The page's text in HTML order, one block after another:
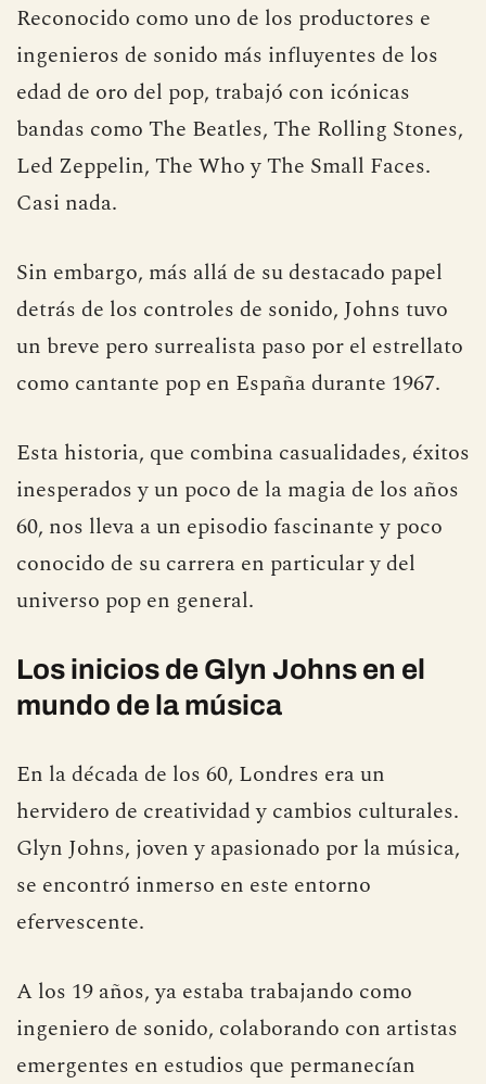
Reconocido como uno de los productores e
ingenieros de sonido más influyentes de los
edad de oro del pop, trabajó con icónicas
bandas como The Beatles, The Rolling Stones,
Led Zeppelin, The Who y The Small Faces.
Casi nada.
Sin embargo, más allá de su destacado papel
detrás de los controles de sonido, Johns tuvo
un breve pero surrealista paso por el estrellato
como cantante pop en España durante 1967.
Esta historia, que combina casualidades, éxitos
inesperados y un poco de la magia de los años
60, nos lleva a un episodio fascinante y poco
conocido de su carrera en particular y del
universo pop en general.
Los inicios de Glyn Johns en el
mundo de la música
En la década de los 60, Londres era un
hervidero de creatividad y cambios culturales.
Glyn Johns, joven y apasionado por la música,
se encontró inmerso en este entorno
efervescente.
A los 19 años, ya estaba trabajando como
ingeniero de sonido, colaborando con artistas
emergentes en estudios que permanecían